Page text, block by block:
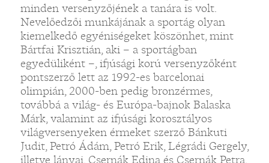
minden versenyzőjének a tanára is volt.
Nevelőedzői munkájának a sportág olyan
kiemelkedő egyéniségeket köszönhet, mint
Bártfai Krisztián, aki – a sportágban
egyedüliként –, ifjúsági korú versenyzőként
pontszerző lett az 1992-es barcelonai
olimpián, 2000-ben pedig bronzérmes,
továbbá a világ- és Európa-bajnok Balaska
Márk, valamint az ifjúsági korosztályos
világversenyeken érmeket szerző Bánkuti
Judit, Petró Ádám, Petró Erik, Légrádi Gergely,
illetve lányai, Csernák Edina és Csernák Petra.